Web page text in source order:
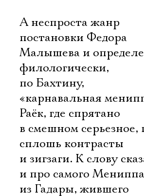
А неспроста жанр
постановки Федора
Малышева и
филологически,
по Бахтину, 
«карнавальная
Раёк, где спрятано
в смешном серьезное,
сплошь контрасты
и зигзаги. К слову
и про самого Мениппа
из Гадары, жившего